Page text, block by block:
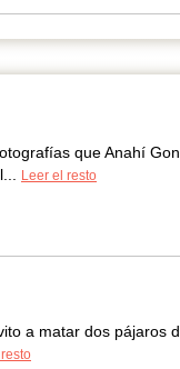
que Anahí
Leer el resto
a matar dos pájaros